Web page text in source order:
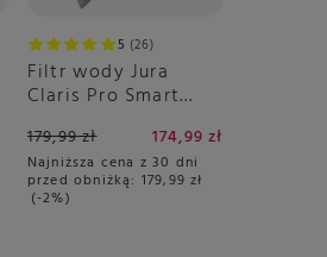
5 26
Filtr wody Jura
Claris Pro Smart
179,99 zł 174,99 zł
Najniższa cena z 30 dni
przed obniżką: 179,99 zł
-2%